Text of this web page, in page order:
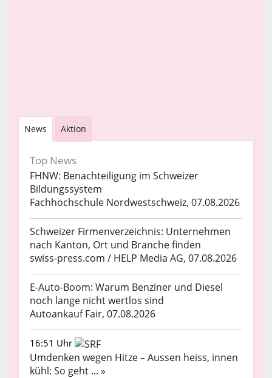
News Aktion
Top News
FHNW: Benachteiligung im Schweizer
Bildungssystem
Fachhochschule Nordwestschweiz, 07.08.2026
Schweizer Firmenverzeichnis: Unternehmen
nach Kanton, Ort und Branche finden
swiss-press.com / HELP Media AG, 07.08.2026
E-Auto-Boom: Warum Benziner und Diesel
noch lange nicht wertlos sind
Autoankauf Fair, 07.08.2026
16:51 Uhr
Umdenken wegen Hitze – Aussen heiss, innen
kühl: So geht ... »